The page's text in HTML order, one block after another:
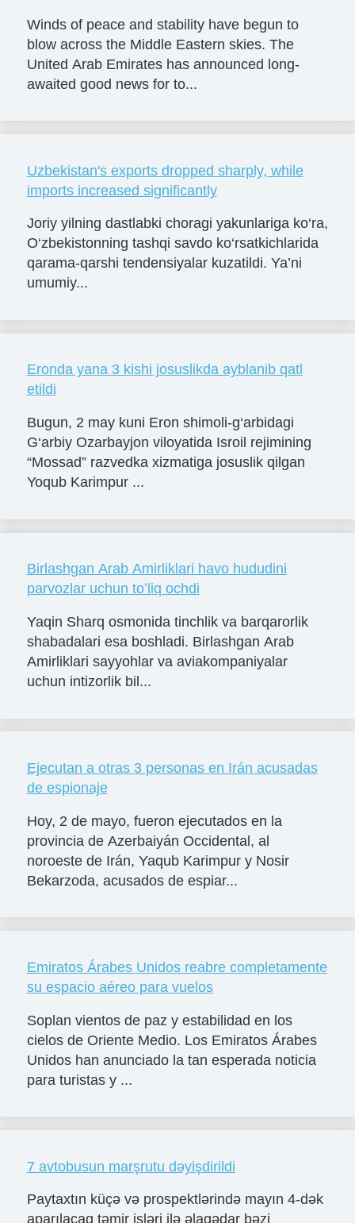
Winds of peace and stability have begun to
blow across the Middle Eastern skies. The
United Arab Emirates has announced long-
awaited good news for to...
Uzbekistan's exports dropped sharply, while
imports increased significantly
Joriy yilning dastlabki choragi yakunlariga ko‘ra,
O‘zbekistonning tashqi savdo ko‘rsatkichlarida
qarama-qarshi tendensiyalar kuzatildi. Ya’ni
umumiy...
Eronda yana 3 kishi josuslikda ayblanib qatl
etildi
Bugun, 2 may kuni Eron shimoli-g‘arbidagi
G‘arbiy Ozarbayjon viloyatida Isroil rejimining
“Mossad” razvedka xizmatiga josuslik qilgan
Yoqub Karimpur ...
Birlashgan Arab Amirliklari havo hududini
parvozlar uchun toʻliq ochdi
Yaqin Sharq osmonida tinchlik va barqarorlik
shabadalari esa boshladi. Birlashgan Arab
Amirliklari sayyohlar va aviakompaniyalar
uchun intizorlik bil...
Ejecutan a otras 3 personas en Irán acusadas
de espionaje
Hoy, 2 de mayo, fueron ejecutados en la
provincia de Azerbaiyán Occidental, al
noroeste de Irán, Yaqub Karimpur y Nosir
Bekarzoda, acusados de espiar...
Emiratos Árabes Unidos reabre completamente
su espacio aéreo para vuelos
Soplan vientos de paz y estabilidad en los
cielos de Oriente Medio. Los Emiratos Árabes
Unidos han anunciado la tan esperada noticia
para turistas y ...
7 avtobusun marşrutu dəyişdirildi
Paytaxtın küçə və prospektlərində mayın 4-dək
aparılacaq təmir işləri ilə əlaqədar bəzi